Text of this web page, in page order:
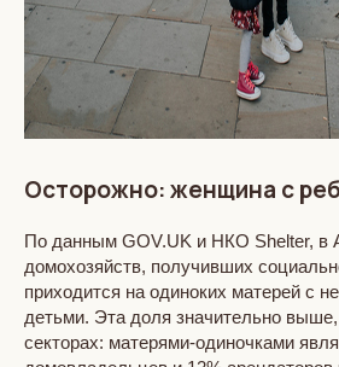
Осторожно: женщина с
По данным GOV.UK и НКО Shelter, в
домохозяйств, получивших
приходится на одиноких матерей с
детьми. Эта доля значительно
секторах: матерями-одиночками